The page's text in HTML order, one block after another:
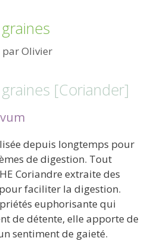
parOlivier
[Coriander]
depuis longtemps pour
de digestion. Tout
Coriandre extraite des
faciliter la digestion.
euphorisante qui
de détente, elle apporte de
sentiment de gaieté.